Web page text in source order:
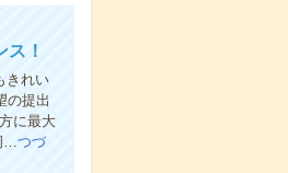
！
きれい
の提出
に最大
…つづ